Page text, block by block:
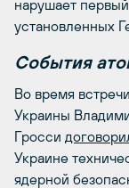
нарушает
установленных
События
Во время встречи
Украины
Гросси
Украине
ядерной